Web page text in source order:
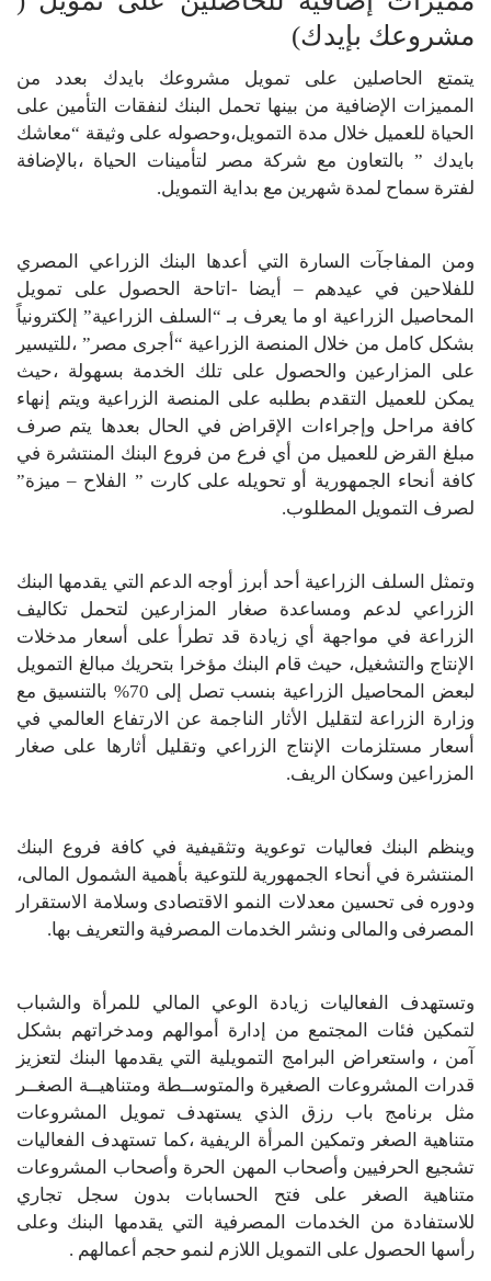
مشروعك بإيدك)
يتمتع الحاصلين على تمويل مشروعك بايدك بعدد من
المميزات الإضافية من بينها تحمل البنك لنفقات التأمين على
الحياة للعميل خلال مدة التمويل،وحصوله على وثيقة “معاشك
بايدك ” بالتعاون مع شركة مصر لتأمينات الحياة ،بالإضافة
لفترة سماح لمدة شهرين مع بداية التمويل.
ومن المفاجآت السارة التي أعدها البنك الزراعي المصري
للفلاحين في عيدهم – أيضا -اتاحة الحصول على تمويل
المحاصيل الزراعية او ما يعرف بـ “السلف الزراعية” إلكترونياً
بشكل كامل من خلال المنصة الزراعية “أجرى مصر” ،للتيسير
على المزارعين والحصول على تلك الخدمة بسهولة ،حيث
يمكن للعميل التقدم بطلبه على المنصة الزراعية ويتم إنهاء
كافة مراحل وإجراءات الإقراض في الحال بعدها يتم صرف
مبلغ القرض للعميل من أي فرع من فروع البنك المنتشرة في
كافة أنحاء الجمهورية أو تحويله على كارت ” الفلاح – ميزة”
لصرف التمويل المطلوب.
وتمثل السلف الزراعية أحد أبرز أوجه الدعم التي يقدمها البنك
الزراعي لدعم ومساعدة صغار المزارعين لتحمل تكاليف
الزراعة في مواجهة أي زيادة قد تطرأ على أسعار مدخلات
الإنتاج والتشغيل، حيث قام البنك مؤخرا بتحريك مبالغ التمويل
لبعض المحاصيل الزراعية بنسب تصل إلى 70% بالتنسيق مع
وزارة الزراعة لتقليل الأثار الناجمة عن الارتفاع العالمي في
أسعار مستلزمات الإنتاج الزراعي وتقليل أثارها على صغار
المزراعين وسكان الريف.
وينظم البنك فعاليات توعوية وتثقيفية في كافة فروع البنك
المنتشرة في أنحاء الجمهورية للتوعية بأهمية الشمول المالى،
ودوره فى تحسين معدلات النمو الاقتصادى وسلامة الاستقرار
المصرفى والمالى ونشر الخدمات المصرفية والتعريف بها.
وتستهدف الفعاليات زيادة الوعي المالي للمرأة والشباب
لتمكين فئات المجتمع من إدارة أموالھم ومدخراتھم بشكل
آمن ، واستعراض البرامج التمويلية التي يقدمها البنك لتعزيز
قدرات المشروعات الصغيرة والمتوســطة ومتناهيــة الصغــر
مثل برنامج باب رزق الذي يستهدف تمويل المشروعات
متناهية الصغر وتمكين المرأة الريفية ،كما تستهدف الفعاليات
تشجيع الحرفيين وأصحاب المهن الحرة وأصحاب المشروعات
متناهية الصغر على فتح الحسابات بدون سجل تجاري
للاستفادة من الخدمات المصرفية التي يقدمها البنك وعلى
رأسها الحصول على التمويل اللازم لنمو حجم أعمالهم .